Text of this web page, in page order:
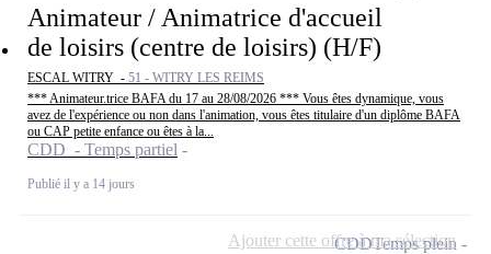
Animateur / Animatrice d'accueil
de loisirs (centre de loisirs) (H/F)
ESCAL WITRY - 51 - WITRY LES REIMS
*** Animateur.trice BAFA du 17 au 28/08/2026 *** Vous êtes dynamique, vous
avez de l'expérience ou non dans l'animation, vous êtes titulaire d'un diplôme BAFA
ou CAP petite enfance ou êtes à la...
CDD - Temps partiel
Publié il y a 14 jours
CDDTemps plein
Ajouter cette offre à ma sélection